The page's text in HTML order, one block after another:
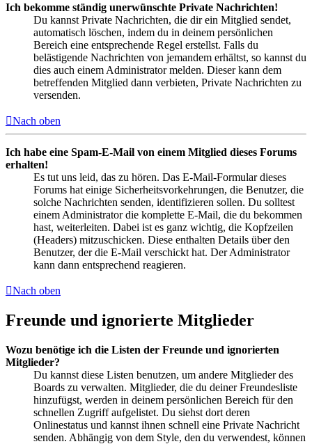
Ich bekomme ständig unerwünschte Private Nachrichten!
Du kannst Private Nachrichten, die dir ein Mitglied sendet,
automatisch löschen, indem du in deinem persönlichen
Bereich eine entsprechende Regel erstellst. Falls du
belästigende Nachrichten von jemandem erhältst, so kannst du
dies auch einem Administrator melden. Dieser kann dem
betreffenden Mitglied dann verbieten, Private Nachrichten zu
versenden.
Nach oben
Ich habe eine Spam-E-Mail von einem Mitglied dieses Forums
erhalten!
Es tut uns leid, das zu hören. Das E-Mail-Formular dieses
Forums hat einige Sicherheitsvorkehrungen, die Benutzer, die
solche Nachrichten senden, identifizieren sollen. Du solltest
einem Administrator die komplette E-Mail, die du bekommen
hast, weiterleiten. Dabei ist es ganz wichtig, die Kopfzeilen
(Headers) mitzuschicken. Diese enthalten Details über den
Benutzer, der die E-Mail verschickt hat. Der Administrator
kann dann entsprechend reagieren.
Nach oben
Freunde und ignorierte Mitglieder
Wozu benötige ich die Listen der Freunde und ignorierten
Mitglieder?
Du kannst diese Listen benutzen, um andere Mitglieder des
Boards zu verwalten. Mitglieder, die du deiner Freundesliste
hinzufügst, werden in deinem persönlichen Bereich für den
schnellen Zugriff aufgelistet. Du siehst dort deren
Onlinestatus und kannst ihnen schnell eine Private Nachricht
senden. Abhängig von dem Style, den du verwendest, können